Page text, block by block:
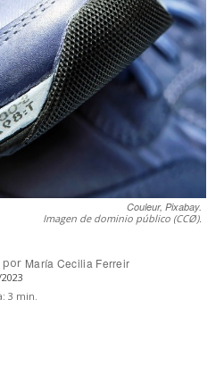
Couleur, Pixabay.
Imagen de dominio público (CCØ).
por María Cecilia Ferreir
3 min.